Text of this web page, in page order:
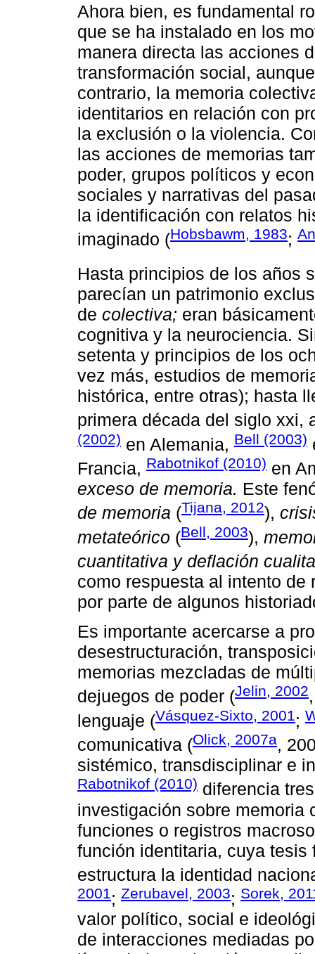
Ahora bien, es fundamental
que se ha instalado en los
manera directa las acciones
transformación social,
contrario, la memoria
identitarios en relación con
la exclusión o la violencia.
las acciones de memorias
poder, grupos políticos y
sociales y narrativas del
la identificación con relatos
imaginado (Hobsbawm, 1983;
Hasta principios de los años
parecían un patrimonio
de colectiva; eran
cognitiva y la neurociencia.
setenta y principios de los
vez más, estudios de
histórica, entre otras); hasta
primera década del siglo xxi,
(2002) en Alemania, Bell (2003)
Francia, Rabotnikof (2010) en
exceso de memoria. Este
de memoria (Tijana, 2012),
metateórico (Bell, 2003),
cuantitativa y deflación
como respuesta al intento
por parte de algunos
Es importante acercarse a
desestructuración,
memorias mezcladas de
dejuegos de poder (Jelin, 2002
lenguaje (Vásquez-Sixto, 2001;
comunicativa (Olick, 2007a,
sistémico, transdisciplinar e
Rabotnikof (2010) diferencia
investigación sobre memoria
funciones o registros
función identitaria, cuya
estructura la identidad
2001; Zerubavel, 2003; Sorek,
valor político, social e
de interacciones mediadas